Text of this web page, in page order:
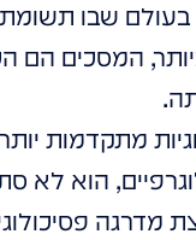
בעולם שבו
המסכים הם
מתקדמות
הוא לא
מדרגה